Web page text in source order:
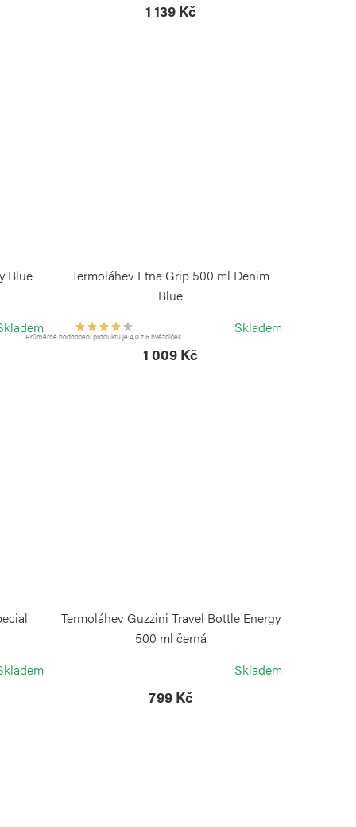
1 139 Kč
Blue
Termoláhev Etna Grip 500 ml Denim
Blue
Průměrné hodnocení produktu je 4,0 z 5 hvězdiček.
Skladem
1 009 Kč
Termoláhev Guzzini Travel Bottle Energy
500 ml černá
Skladem
799 Kč